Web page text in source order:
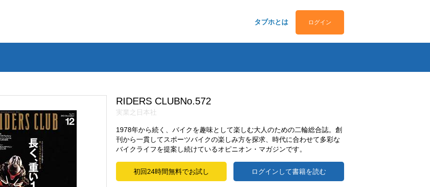
タブホとは ログイン
RIDERS CLUBNo.572
実業之日本社
1978年から続く、バイクを趣味として楽しむ大人のための二輪総合誌。創
刊から一貫してスポーツバイクの楽しみ方を探求、時代に合わせて多彩な
バイクライフを提案し続けているオピニオン・マガジンです。
初回24時間無料でお試し ログインして書籍を読む